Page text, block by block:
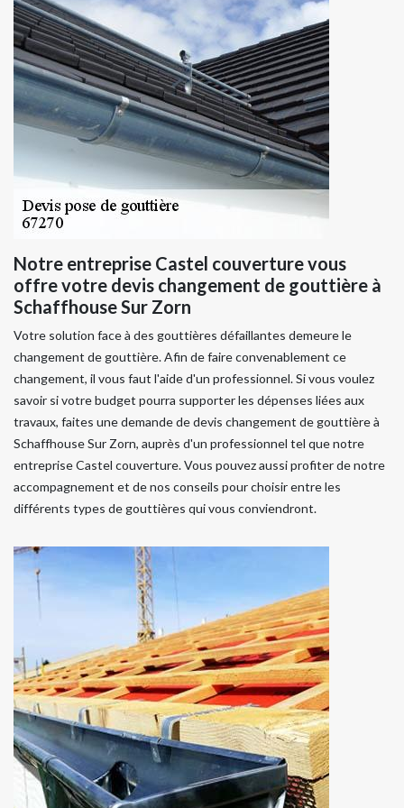
Notre entreprise Castel couverture vous
offre votre devis changement de gouttière à
Schaffhouse Sur Zorn
Votre solution face à des gouttières défaillantes demeure le
changement de gouttière. Afin de faire convenablement ce
changement, il vous faut l'aide d'un professionnel. Si vous voulez
savoir si votre budget pourra supporter les dépenses liées aux
travaux, faites une demande de devis changement de gouttière à
Schaffhouse Sur Zorn, auprès d'un professionnel tel que notre
entreprise Castel couverture. Vous pouvez aussi profiter de notre
accompagnement et de nos conseils pour choisir entre les
différents types de gouttières qui vous conviendront.